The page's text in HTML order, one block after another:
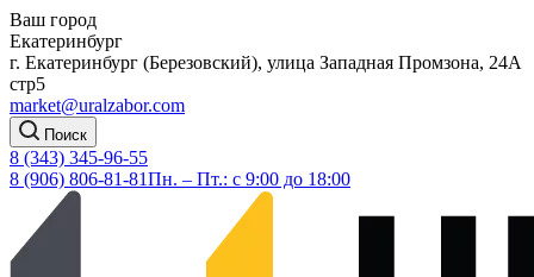
Ваш город
Екатеринбург
г. Екатеринбург (Березовский), улица Западная Промзона, 24А
стр5
market@uralzabor.com
Поиск
8 (343) 345-96-55
8 (906) 806-81-81Пн. – Пт.: с 9:00 до 18:00